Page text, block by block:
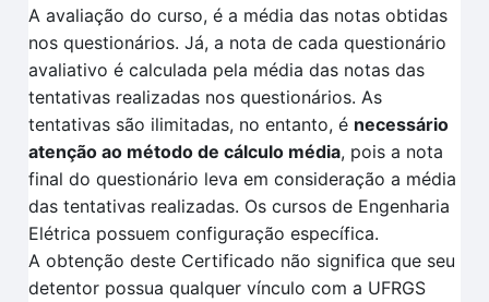
A avaliação do curso, é a média das notas obtidas
nos questionários. Já, a nota de cada questionário
avaliativo é calculada pela média das notas das
tentativas realizadas nos questionários. As
tentativas são ilimitadas, no entanto, é necessário
atenção ao método de cálculo média, pois a nota
final do questionário leva em consideração a média
das tentativas realizadas. Os cursos de Engenharia
Elétrica possuem configuração específica.
A obtenção deste Certificado não significa que seu
detentor possua qualquer vínculo com a UFRGS